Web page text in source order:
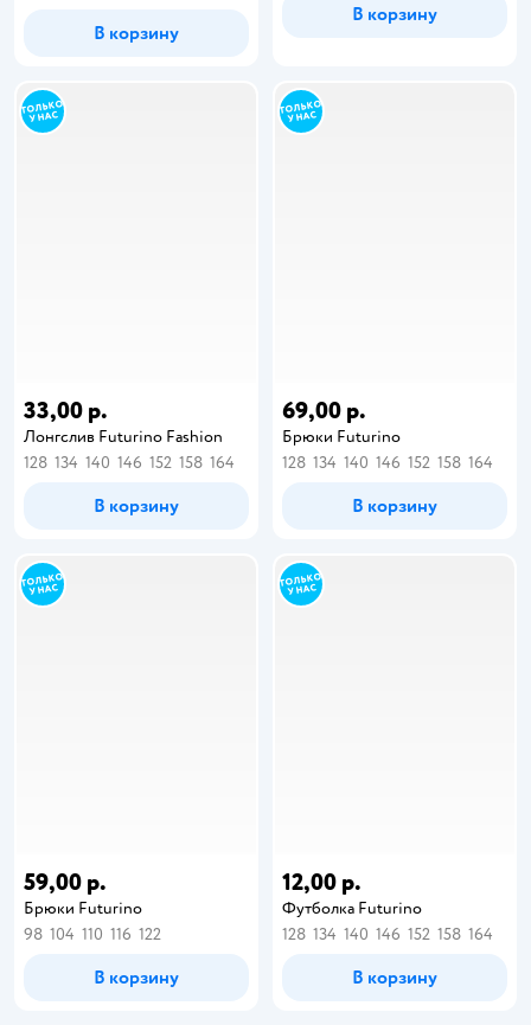
В корзину
В корзину
33,00 р.
Лонгслив Futurino Fashion
128 134 140 146 152 158 164
В корзину
69,00 р.
Брюки Futurino
128 134 140 146 152 158 164
В корзину
59,00 р.
Брюки Futurino
98 104 110 116 122
В корзину
12,00 р.
Футболка Futurino
128 134 140 146 152 158 164
В корзину